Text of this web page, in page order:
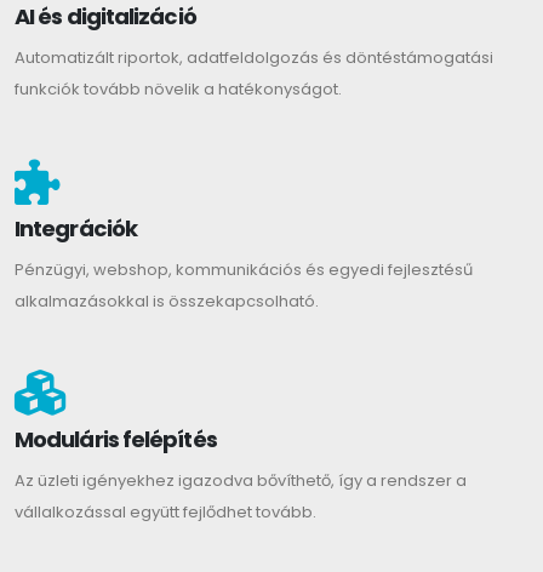
AI és digitalizáció
Automatizált riportok, adatfeldolgozás és döntéstámogatási
funkciók tovább növelik a hatékonyságot.
Integrációk
Pénzügyi, webshop, kommunikációs és egyedi fejlesztésű
alkalmazásokkal is összekapcsolható.
Moduláris felépítés
Az üzleti igényekhez igazodva bővíthető, így a rendszer a
vállalkozással együtt fejlődhet tovább.